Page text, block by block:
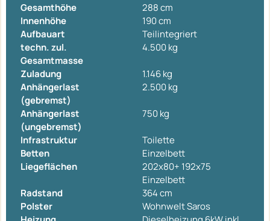
Gesamthöhe
288 cm
Innenhöhe
190 cm
Aufbauart
Teilintegriert
techn. zul.
Gesamtmasse
4.500 kg
Zuladung
1.146 kg
Anhängerlast
(gebremst)
2.500 kg
Anhängerlast
(ungebremst)
750 kg
Infrastruktur
Toilette
Betten
Einzelbett
Liegeflächen
202x80+ 192x75
Einzelbett
Radstand
364 cm
Polster
Wohnwelt Saros